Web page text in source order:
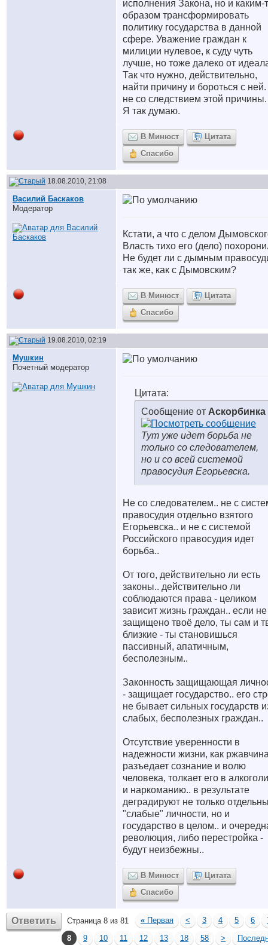
исполнения Закона, но и каким-
образом трансформировать
политику государства в данной
сфере. Уважение граждан к
милиции нулевое, к суду чуть
лучше, но тоже далеко от
Так что нужно, действительно,
найти причину и бороться с ней.
не со следствием этой причины.
Я так думаю.
В Минюст
Цитата
Спасибо
18.08.2010, 21:08
Василий Баскаков
Модератор
Кстати, а что с делом
Власть тихо его (дело)
Не будет ли с дымным
так же, как с Дымовским?
В Минюст
Цитата
Спасибо
19.08.2010, 02:19
Мушкин
Почетный модератор
Цитата:
Сообщение от Аскорбинка
Тут уже идет борьба не
только со следователем,
но и со всей системой
правосудия Егорьевска.
Не со следователем.. не с
правосудия отдельно взятого
Егорьевска.. и не с системой
Российского правосудия идет
борьба..
От того, действительно ли есть
законы.. действительно ли
соблюдаются права - целиком
зависит жизнь граждан.. если не
защищено твоё дело, ты сам и
близкие - ты становишься
пассивный, апатичным,
бесполезным..
Законность защищающая
- защищает государство.. его
не бывает сильных государств
слабых, бесполезных граждан..
Отсутствие уверенности в
надежности жизни, как
разъедает сознание и волю
человека, толкает его в
и наркоманию.. в результате
деградируют не только
"слабые" личности, но и
государство в целом.. и
революция, либо перестройка -
будут неизбежны..
В Минюст
Цитата
Спасибо
Ответить Страница 8 из 81 « Первая < 3 4 5 6
8
9 10 11 12 13 18 58 >